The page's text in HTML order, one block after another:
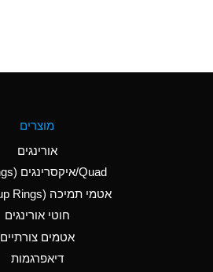
Aluminum Nitrate
(Aqueous)
Aluminum Phosphate
מוצרים
אורינגים
Quad/איקסרינגים (X-Rings)
אטמי תמיכה (Back-up Rings)
חוטי אורינגים
אטמים צורתיים
דיאפרגמות